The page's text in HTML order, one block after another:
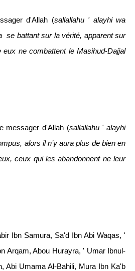
d'Allah (sallallahu ' alayhi wa
se battant sur la vérité, apparent sur
eux ne combattent le Masihud-Dajjal
messager d'Allah (sallallahu ' alayhi
alors il n’y aura plus de bien en
ceux qui les abandonnent ne leur
Ibn Samura, Sa'd Ibn Abi Waqas, '
Arqam, Abou Hurayra, ' Umar Ibnul-
Abi Umama Al-Bahili, Mura Ibn Ka'b